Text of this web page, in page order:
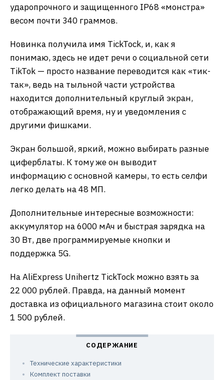
ударопрочного и защищенного IP68 «монстра»
весом почти 340 граммов.
Новинка получила имя TickTock, и, как я
понимаю, здесь не идет речи о социальной сети
TikTok — просто название переводится как «тик-
так», ведь на тыльной части устройства
находится дополнительный круглый экран,
отображающий время, ну и уведомления с
другими фишками.
Экран большой, яркий, можно выбирать разные
циферблаты. К тому же он выводит
информацию с основной камеры, то есть селфи
легко делать на 48 МП.
Дополнительные интересные возможности:
аккумулятор на 6000 мАч и быстрая зарядка на
30 Вт, две программируемые кнопки и
поддержка 5G.
На AliExpress Unihertz TickTock можно взять за
22 000 рублей. Правда, на данный момент
доставка из официального магазина стоит около
1 500 рублей.
Технические характеристики
Комплект поставки